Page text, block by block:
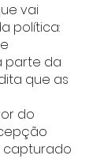
vai
política:
parte da
que as
do
capturado